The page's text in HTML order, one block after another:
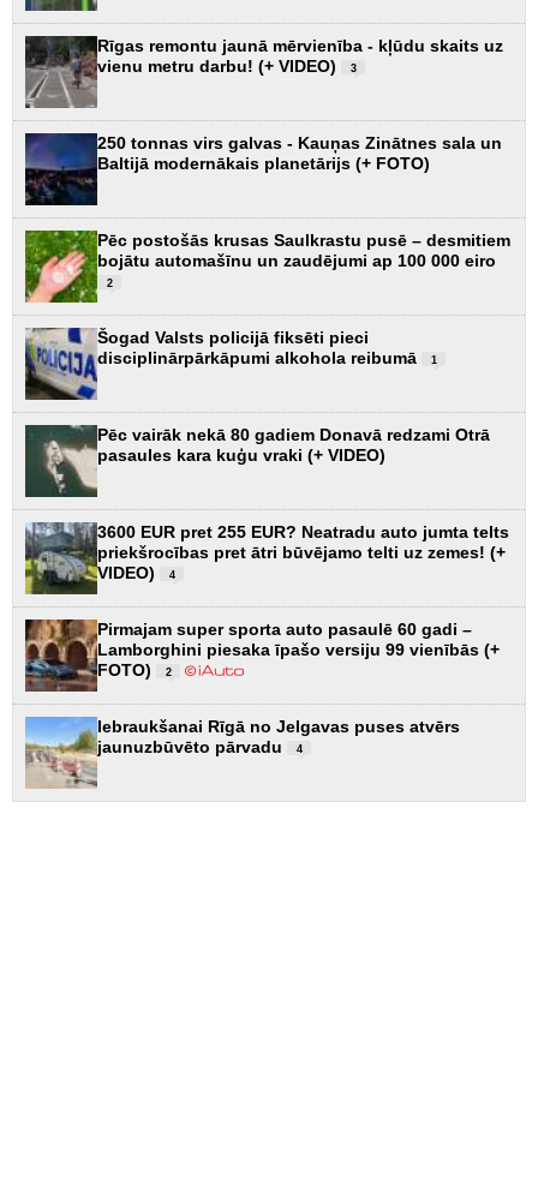
Rīgas remontu jaunā mērvienība - kļūdu skaits uz
vienu metru darbu! (+ VIDEO)
3
250 tonnas virs galvas - Kauņas Zinātnes sala un
Baltijā modernākais planetārijs (+ FOTO)
Pēc postošās krusas Saulkrastu pusē – desmitiem
bojātu automašīnu un zaudējumi ap 100 000 eiro
2
Šogad Valsts policijā fiksēti pieci
disciplinārpārkāpumi alkohola reibumā
1
Pēc vairāk nekā 80 gadiem Donavā redzami Otrā
pasaules kara kuģu vraki (+ VIDEO)
3600 EUR pret 255 EUR? Neatradu auto jumta telts
priekšrocības pret ātri būvējamo telti uz zemes! (+
VIDEO)
4
Pirmajam super sporta auto pasaulē 60 gadi –
Lamborghini piesaka īpašo versiju 99 vienībās (+
FOTO)
2
Iebraukšanai Rīgā no Jelgavas puses atvērs
jaunuzbūvēto pārvadu
4